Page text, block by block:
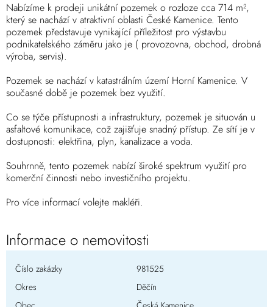
Nabízíme k prodeji unikátní pozemek o rozloze cca 714 m²,
který se nachází v atraktivní oblasti České Kamenice. Tento
pozemek představuje vynikající příležitost pro výstavbu
podnikatelského záměru jako je ( provozovna, obchod, drobná
výroba, servis).
Pozemek se nachází v katastrálním území Horní Kamenice. V
současné době je pozemek bez využití.
Co se týče přístupnosti a infrastruktury, pozemek je situován u
asfaltové komunikace, což zajišťuje snadný přístup. Ze sítí je v
dostupnosti: elektřina, plyn, kanalizace a voda.
Souhrnně, tento pozemek nabízí široké spektrum využití pro
komerční činnosti nebo investičního projektu.
Pro více informací volejte makléři.
Informace o nemovitosti
Číslo zakázky
981525
Okres
Děčín